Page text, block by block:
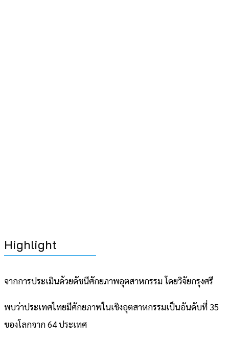
Highlight
จากการประเมินด้วยดัชนีศักยภาพอุตสาหกรรม โดยวิจัยกรุงศรี
พบว่าประเทศไทยมีศักยภาพในเชิงอุตสาหกรรมเป็นอันดับที่ 35
ของโลกจาก 64 ประเทศ